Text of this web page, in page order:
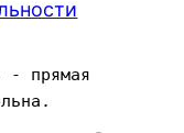
- прямая